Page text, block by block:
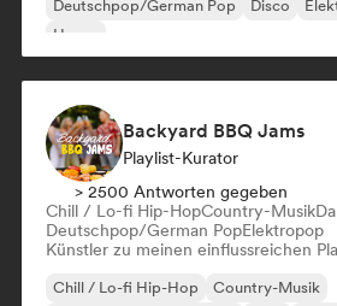
Deutschpop/German Pop
Disco
House
Backyard BBQ Jams
Playlist-Kurator
> 2500 Antworten gegeben
Chill / Lo-fi Hip-HopCountry-Musik
Deutschpop/German PopElektropop
Künstler zu meinen einflussreichen
Chill / Lo-fi Hip-Hop
Country-Musik